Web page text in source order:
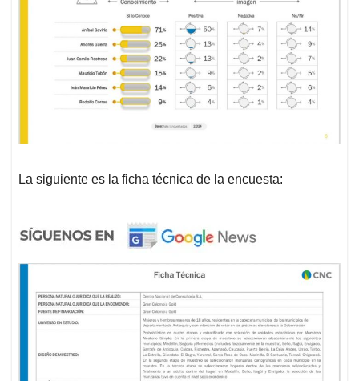
La siguiente es la ficha técnica de la encuesta: